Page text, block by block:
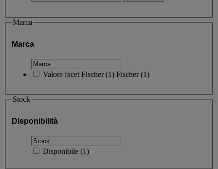
Marca
Marca
Valore facet Fischer(1) Fischer(1)
Stock
Disponibilità
Disponibile (1)